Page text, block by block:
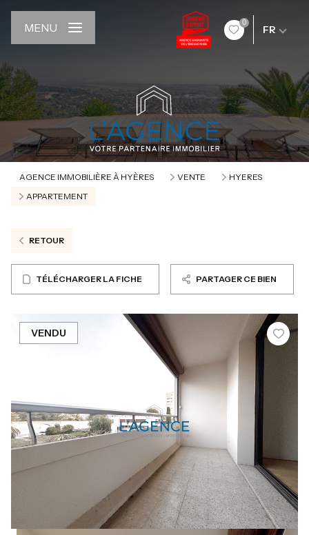
0
FR
MENU
AGENCE IMMOBILIÈRE À HYÈRES VENTE
HYERES
APPARTEMENT
RETOUR
TÉLÉCHARGER LA FICHE PARTAGER CE BIEN
VENDU